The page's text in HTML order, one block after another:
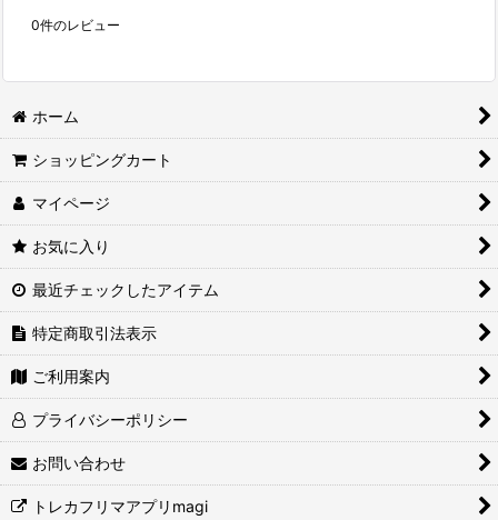
0件のレビュー
ホーム
ショッピングカート
マイページ
お気に入り
最近チェックしたアイテム
特定商取引法表示
ご利用案内
プライバシーポリシー
お問い合わせ
トレカフリマアプリmagi